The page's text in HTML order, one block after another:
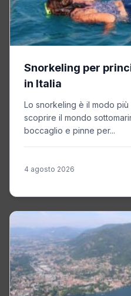
Snorkeling per
in Italia
Lo snorkeling è il modo
scoprire il mondo
boccaglio e pinne per...
4 agosto 2026